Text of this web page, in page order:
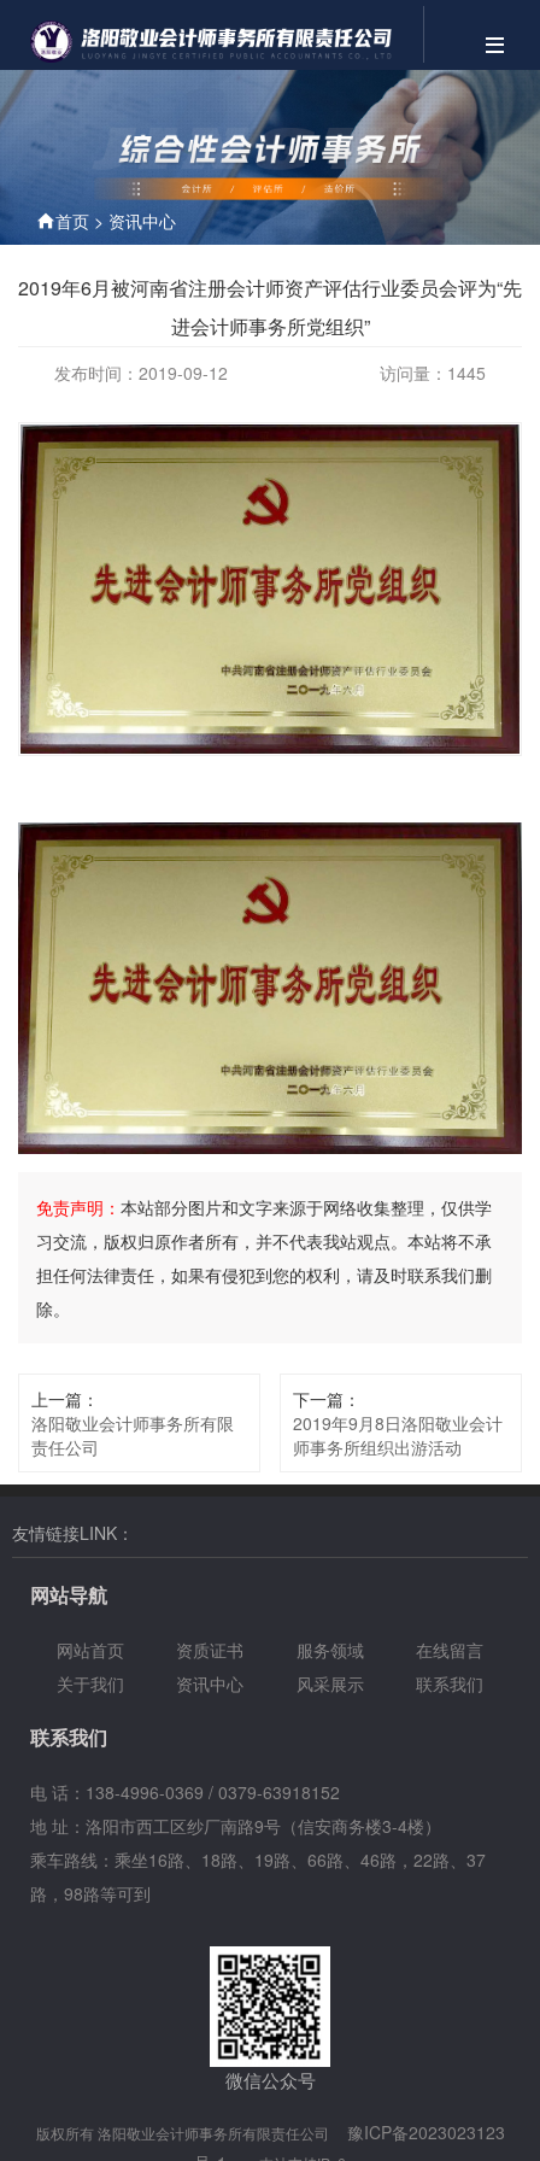
首页 > 资讯中心
2019年6月被河南省注册会计师资产评估行业委员会评为“先
进会计师事务所党组织”
发布时间：2019-09-12 访问量：1445
免责声明： 本站部分图片和文字来源于网络收集整理，仅供学
习交流，版权归原作者所有，并不代表我站观点。本站将不承
担任何法律责任，如果有侵犯到您的权利，请及时联系我们删
除。
上一篇：
洛阳敬业会计师事务所有限
责任公司
下一篇：
2019年9月8日洛阳敬业会计
师事务所组织出游活动
友情链接LINK：
网站导航
网站首页
资质证书
关于我们
资讯中心
服务领域
在线留言
风采展示
联系我们
联系我们
电 话：138-4996-0369 / 0379-63918152
地 址：洛阳市西工区纱厂南路9号（信安商务楼3-4楼）
乘车路线：乘坐16路、18路、19路、66路、46路，22路、37
路，98路等可到
微信公众号
版权所有 洛阳敬业会计师事务所有限责任公司 豫ICP备2023023123